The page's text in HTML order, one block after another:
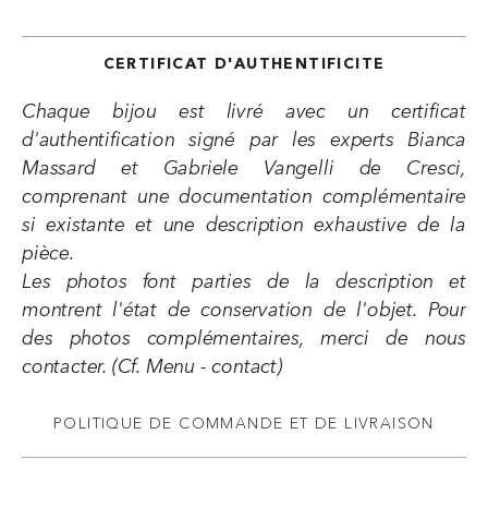
CERTIFICAT D'AUTHENTIFICITE
Chaque bijou est livré avec un certificat
d'authentification signé par les experts Bianca
Massard et Gabriele Vangelli de Cresci,
comprenant une documentation complémentaire
si existante et une description exhaustive de la
pièce.
Les photos font parties de la description et
montrent l'état de conservation de l'objet. Pour
des photos complémentaires, merci de nous
contacter. (Cf. Menu - contact)
POLITIQUE DE COMMANDE ET DE LIVRAISON